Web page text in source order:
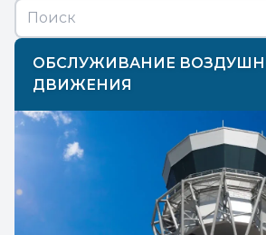
ОБСЛУЖИВАНИЕ
ДВИЖЕНИЯ